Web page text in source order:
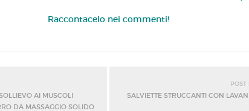
Raccontacelo nei commenti!
AI MUSCOLI
DA MASSAGGIO SOLIDO
POST
SALVIETTE STRUCCANTI CON